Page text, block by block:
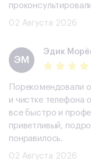
02 Августа 2026
ЭМ
Эдик
Порекомендовали
и чистке телефона
все быстро и
приветливый,
понравилось.
02 Августа 2026